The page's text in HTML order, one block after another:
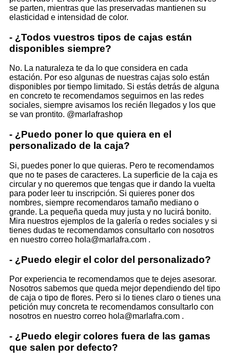
se parten, mientras que las preservadas mantienen su
elasticidad e intensidad de color.
- ¿Todos vuestros tipos de cajas están
disponibles siempre?
No. La naturaleza te da lo que considera en cada
estación. Por eso algunas de nuestras cajas solo están
disponibles por tiempo limitado. Si estás detrás de alguna
en concreto te recomendamos seguirnos en las redes
sociales, siempre avisamos los recién llegados y los que
se van prontito. @marlafrashop
- ¿Puedo poner lo que quiera en el
personalizado de la caja?
Si, puedes poner lo que quieras. Pero te recomendamos
que no te pases de caracteres. La superficie de la caja es
circular y no queremos que tengas que ir dando la vuelta
para poder leer tu inscripción. Si quieres poner dos
nombres, siempre recomendaros tamaño mediano o
grande. La pequeña queda muy justa y no lucirá bonito.
Mira nuestros ejemplos de la galería o redes sociales y si
tienes dudas te recomendamos consultarlo con nosotros
en nuestro correo hola@marlafra.com .
- ¿Puedo elegir el color del personalizado?
Por experiencia te recomendamos que te dejes asesorar.
Nosotros sabemos que queda mejor dependiendo del tipo
de caja o tipo de flores. Pero si lo tienes claro o tienes una
petición muy concreta te recomendamos consultarlo con
nosotros en nuestro correo hola@marlafra.com .
- ¿Puedo elegir colores fuera de las gamas
que salen por defecto?